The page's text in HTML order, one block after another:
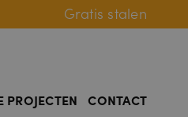
Gratis stalen
PROJECTEN CONTACT